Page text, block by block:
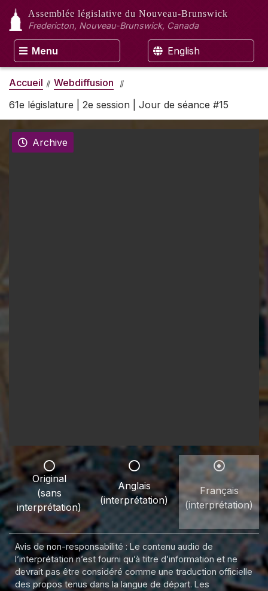
Assemblée législative du Nouveau-Brunswick
Fredericton, Nouveau-Brunswick, Canada
Menu English
Accueil
Webdiffusion
61e législature | 2e session | Jour de séance #15
Archive
Original
(sans
interprétation)
Anglais
(interprétation)
Français
(interprétation)
Avis de non-responsabilité : Le contenu audio de
l’interprétation n’est fourni qu’à titre d’information et ne
devrait pas être considéré comme une traduction officielle
des propos tenus dans la langue de départ. Les